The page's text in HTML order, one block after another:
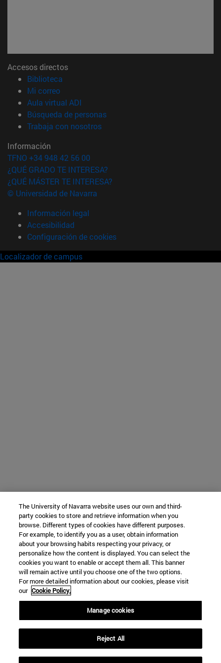
Accesos directos
Biblioteca
Mi correo(abre en nueva ventana)
Aula virtual ADI
Búsqueda de personas(abre en nueva ventana)
Trabaja con nosotros(abre en nueva ventana)
Información
TFNO +34 948 42 56 00
¿QUÉ GRADO TE INTERESA?
¿QUÉ MÁSTER TE INTERESA?
© Universidad de Navarra
Información legal
Accesibilidad
Configuración de cookies
Localizador de campus
The University of Navarra website uses our own and third-
party cookies to store and retrieve information when you
browse. Different types of cookies have different purposes.
For example, to identify you as a user, obtain information
about your browsing habits respecting your privacy, or
personalize how the content is displayed. You can select the
cookies you want to enable or accept them all. This banner
will remain active until you choose one of the two options.
For more detailed information about our cookies, please visit
our Cookie Policy.
Manage cookies
Reject All